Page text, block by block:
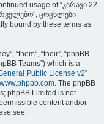
usage of “კარავი 22
ცოცხლები
bound by these terms as
“them”, “their”, “phpBB
Teams”) which is a
Public License v2”
www.phpbb.com. The phpBB
phpBB Limited is not
content and/or
see: